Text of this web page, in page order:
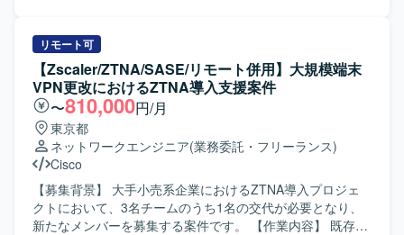
業務を担当していただきます。また、受注した案件におい
ては、プロジェクトリーダーとしてクラウド基盤の構築や
移行作業を推進し、手足要員への指示出しを行っていただ
きます。ネットワークのみではなく、監視やバックアッ
プ、セキュリティ、運用といった非機能要件も含めたクラ
ウドインフラ全体の設計・構築に携わっていただきます。
【求める人物像】 お客様との仕様調整や認識合わせを主体
的に行いながら、クラウド基盤全体を俯瞰して設計・構築
をリードしていただける方を求めております。技術的な知
見をもとに提案内容をわかりやすく説明し、関係者と円滑
にコミュニケーションが取れる方を歓迎いたします。 【ポ
リモート可
【Zscaler/ZTNA/SASE/リモート併用】大規模端末
VPN更改におけるZTNA導入支援案件
〜810,000円/月
東京都
ネットワークエンジニア(業務委託・フリーランス)
Cisco
【募集背景】 大手小売系企業におけるZTNA導入プロジェ
クトにおいて、3名チームのうち1名の交代が必要となり、
新たなメンバーを募集する案件です。 【作業内容】 既存